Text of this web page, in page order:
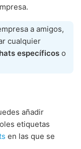
a amigos,
cualquier
específicos o
añadir
etiquetas
en las que se